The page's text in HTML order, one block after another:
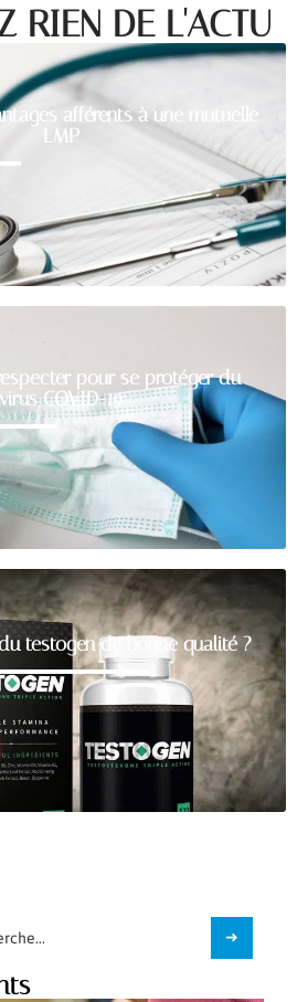
RIEN DE L'ACTU
afférents à une mutuelle
LMP
pour se protéger du
virus COVID-19
testogen de bonne qualité ?